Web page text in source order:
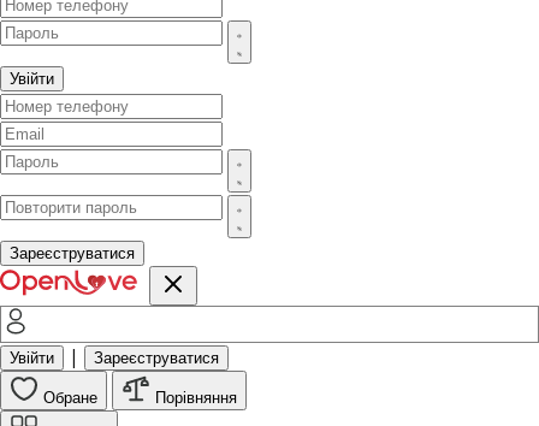
Увійти
Зареєструватися
Увійти | Зареєструватися
Обране Порівняння